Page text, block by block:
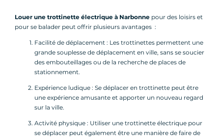
Louer une trottinette électrique à Narbonne pour des loisirs et
pour se balader peut offrir plusieurs avantages :
Facilité de déplacement : Les trottinettes permettent une
grande souplesse de déplacement en ville, sans se soucier
des embouteillages ou de la recherche de places de
stationnement.
Expérience ludique : Se déplacer en trottinette peut être
une expérience amusante et apporter un nouveau regard
sur la ville.
Activité physique : Utiliser une trottinette électrique pour
se déplacer peut également être une manière de faire de